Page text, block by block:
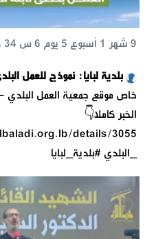
بلدية لبايا: نموذج للعمل
9 شهر 1 أسبوع 5 يوم 6 س 34 د 37 ث
خاص موقع جمعية العمل البلدي -
الخبر كاملًا👇
_البلدي #بلدية_لبايا